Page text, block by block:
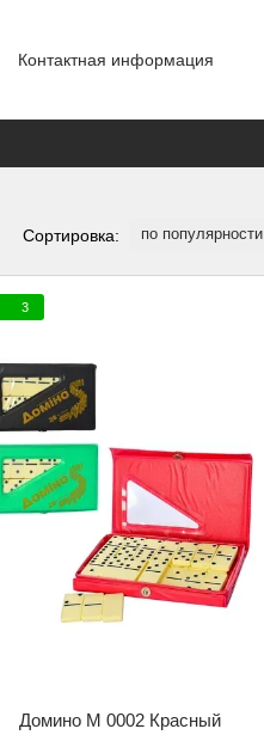
Контактная информация
Сортировка: по популярности
3
Домино M 0002 Красный